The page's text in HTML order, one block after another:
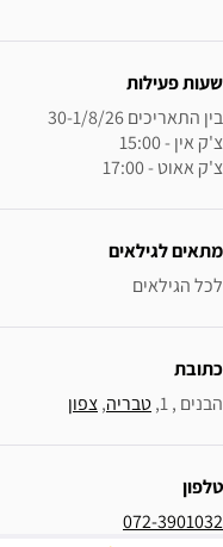
שעות פעילות
צ'ק אאוט - 17:00
מתאים לגילאים
לכל הגילאים
כתובת
הבנים , 1,
טבריה, צפון
טלפון
072-3901032